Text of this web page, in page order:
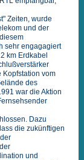
Zeiten, wurde
und der
sehr engagagiert
km Erdkabel
Kopfstation vom
des
war die Aktion
Dazu
die zukünftigen
und